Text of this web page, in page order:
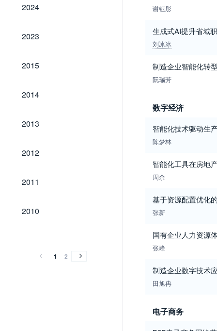
2024
2024
2023
2023
2015
2015
2014
2014
2013
2013
2012
2012
2011
2011
2010
2010
1 2
谢钰彤
生成式AI提升省域
刘冰冰
制造企业智能化转
阮瑞芳
数字经济
智能化技术驱动生
陈梦林
智能化工具在房地
周余
基于资源配置优化
张新
国有企业人力资源
张峰
制造企业数字技术
田旭冉
电子商务